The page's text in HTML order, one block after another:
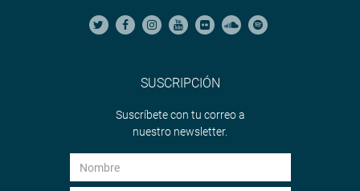
SUSCRIPCIÓN
Suscríbete con tu correo a
nuestro newsletter.